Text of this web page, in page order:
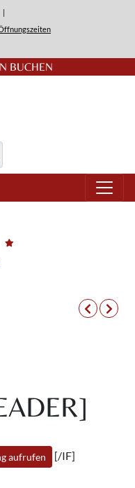
|
BUCHEN
aufrufen [/IF]